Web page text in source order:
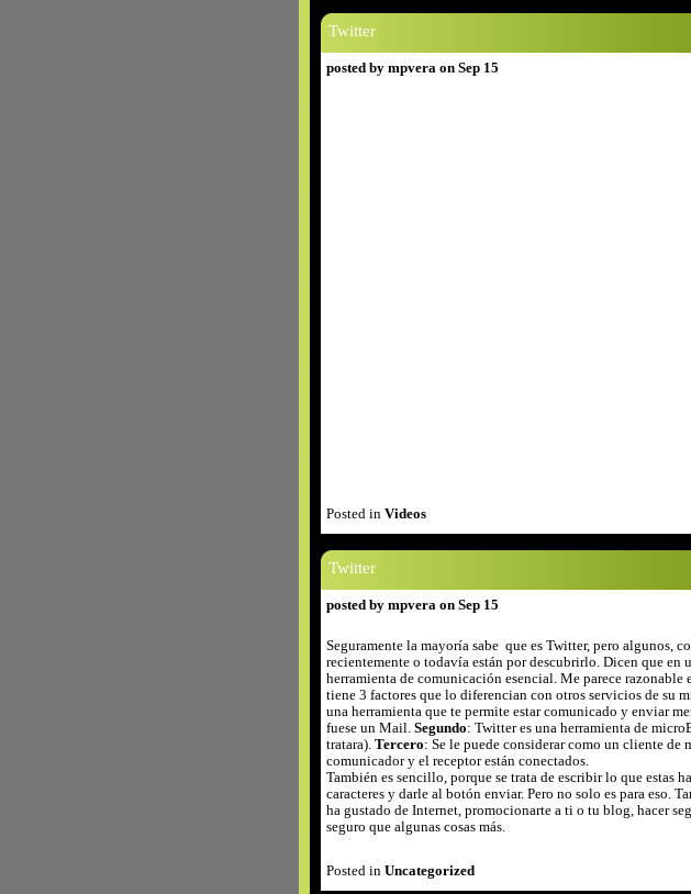
Twitter
posted by mpvera on Sep 15
Posted in Videos
Twitter
posted by mpvera on Sep 15
Seguramente la mayoría sabe que es Twitter, pero algunos,
recientemente o todavía están por descubrirlo. Dicen que en
herramienta de comunicación esencial. Me parece razonable
tiene 3 factores que lo diferencian con otros servicios de su
una herramienta que te permite estar comunicado y enviar
fuese un Mail. Segundo: Twitter es una herramienta de
tratara). Tercero: Se le puede considerar como un cliente de
comunicador y el receptor están conectados.
También es sencillo, porque se trata de escribir lo que estas
caracteres y darle al botón enviar. Pero no solo es para eso.
ha gustado de Internet, promocionarte a ti o tu blog, hacer
seguro que algunas cosas más.
Posted in Uncategorized